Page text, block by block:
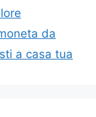
da
a casa tua